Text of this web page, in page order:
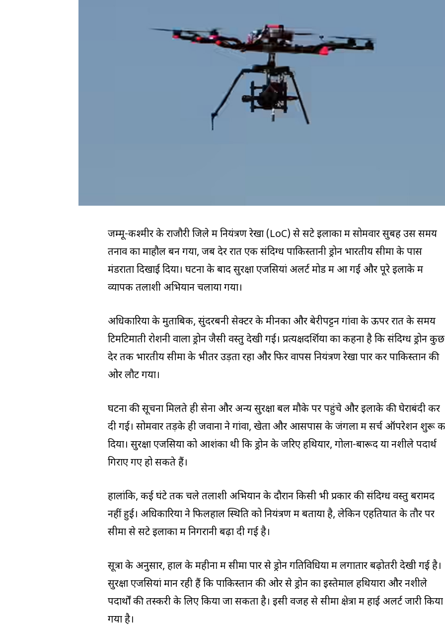
जम्मू-कश्मीर के राजौरी जिले में नियंत्रण रेखा (LoC) से सटे इलाकों में सोमवार सुबह उस समय
तनाव का माहौल बन गया, जब देर रात एक संदिग्ध पाकिस्तानी ड्रोन भारतीय सीमा के पास
मंडराता दिखाई दिया। घटना के बाद सुरक्षा एजेंसियां अलर्ट मोड में आ गईं और पूरे इलाके में
व्यापक तलाशी अभियान चलाया गया।
अधिकारियों के मुताबिक, सुंदरबनी सेक्टर के मीनका और बेरीपट्टन गांवों के ऊपर रात के समय
टिमटिमाती रोशनी वाला ड्रोन जैसी वस्तु देखी गई। प्रत्यक्षदर्शियों का कहना है कि संदिग्ध ड्रोन कुछ
देर तक भारतीय सीमा के भीतर उड़ता रहा और फिर वापस नियंत्रण रेखा पार कर पाकिस्तान की
ओर लौट गया।
घटना की सूचना मिलते ही सेना और अन्य सुरक्षा बल मौके पर पहुंचे और इलाके की घेराबंदी कर
दी गई। सोमवार तड़के ही जवानों ने गांवों, खेतों और आसपास के जंगलों में सर्च ऑपरेशन शुरू
दिया। सुरक्षा एजेंसियों को आशंका थी कि ड्रोन के जरिए हथियार, गोला-बारूद या नशीले पदार्थ
गिराए गए हो सकते हैं।
हालांकि, कई घंटे तक चले तलाशी अभियान के दौरान किसी भी प्रकार की संदिग्ध वस्तु बरामद
नहीं हुई। अधिकारियों ने फिलहाल स्थिति को नियंत्रण में बताया है, लेकिन एहतियात के तौर पर
सीमा से सटे इलाकों में निगरानी बढ़ा दी गई है।
सूत्रों के अनुसार, हाल के महीनों में सीमा पार से ड्रोन गतिविधियों में लगातार बढ़ोतरी देखी गई है।
सुरक्षा एजेंसियां मान रही हैं कि पाकिस्तान की ओर से ड्रोन का इस्तेमाल हथियारों और नशीले
पदार्थों की तस्करी के लिए किया जा सकता है। इसी वजह से सीमा क्षेत्रों में हाई अलर्ट जारी किया
गया है।